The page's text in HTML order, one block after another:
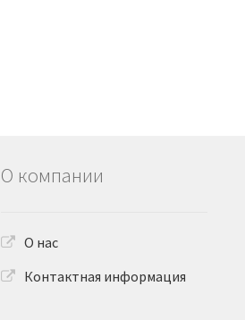
О компании
О нас
Контактная информация